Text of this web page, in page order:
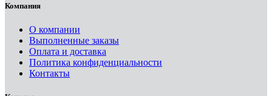
Компания
О компании
Выполненные заказы
Оплата и доставка
Политика конфиденциальности
Контакты